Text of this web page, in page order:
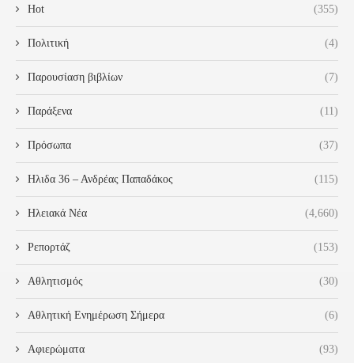
Hot (355)
Πολιτική (4)
Παρουσίαση βιβλίων (7)
Παράξενα (11)
Πρόσωπα (37)
Ηλιδα 36 – Ανδρέας Παπαδάκος (115)
Ηλειακά Νέα (4,660)
Ρεπορτάζ (153)
Αθλητισμός (30)
Αθλητική Ενημέρωση Σήμερα (6)
Αφιερώματα (93)